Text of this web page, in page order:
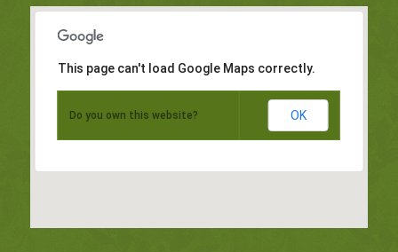
This page can't load Google Maps correctly.
Do you own this website? OK